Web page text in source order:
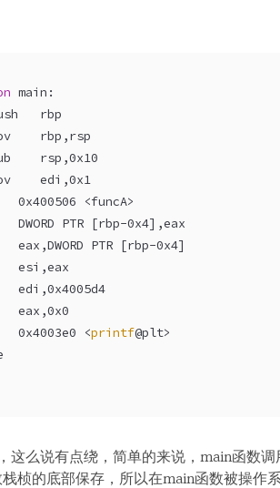
main:
rbp
rbp,rsp
rsp,0x10
edi,0x1
0x400506 <funcA>
DWORD PTR [rbp-0x4],eax
eax,DWORD PTR [rbp-0x4]
esi,eax
edi,0x4005d4
eax,0x0
0x4003e0 <
printf@plt>
这么说有点绕，简单的来说，main函数
桢的底部保存，所以在main函数被操作